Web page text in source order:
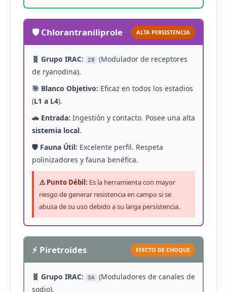
🛡️ Chlorantraniliprole ALTA PERSISTENCIA
🧬 Grupo IRAC: 28
(Modulador de receptores
de ryanodina).
🎯 Blanco Objetivo: Eficaz en todos los estadios
(L1 a L4).
🚗 Entrada: Ingestión y contacto. Posee una alta
sistemia local.
🛡️ Fauna Útil: Excelente perfil. Respeta
polinizadores y fauna benéfica.
⚠️ Punto Débil: Es la herramienta con mayor
riesgo de generar resistencia en campo si se
abusa de su uso debido a su larga persistencia.
⚡ Piretroides EFECTO DE CHOQUE
🧬 Grupo IRAC: 3A
(Moduladores de canales de
sodio).